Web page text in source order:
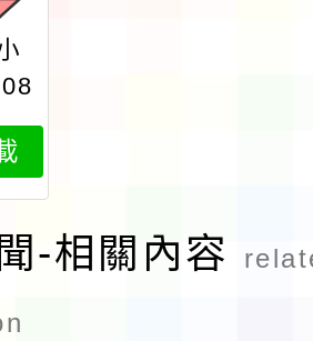
-相關內容